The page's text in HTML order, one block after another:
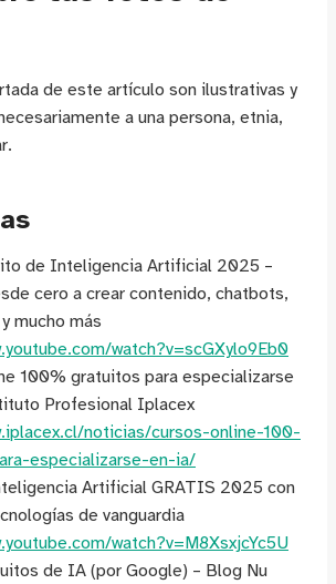
de este artículo son ilustrativas y
a una persona, etnia,
de Inteligencia Artificial 2025 –
cero a crear contenido, chatbots,
mucho más
watch?v=scGXylo9Eb0
100% gratuitos para especializarse
Profesional Iplacex
noticias/cursos-online-100-
especializarse-en-ia/
Artificial GRATIS 2025 con
de vanguardia
watch?v=M8XsxjcYc5U
de IA (por Google) – Blog Nu